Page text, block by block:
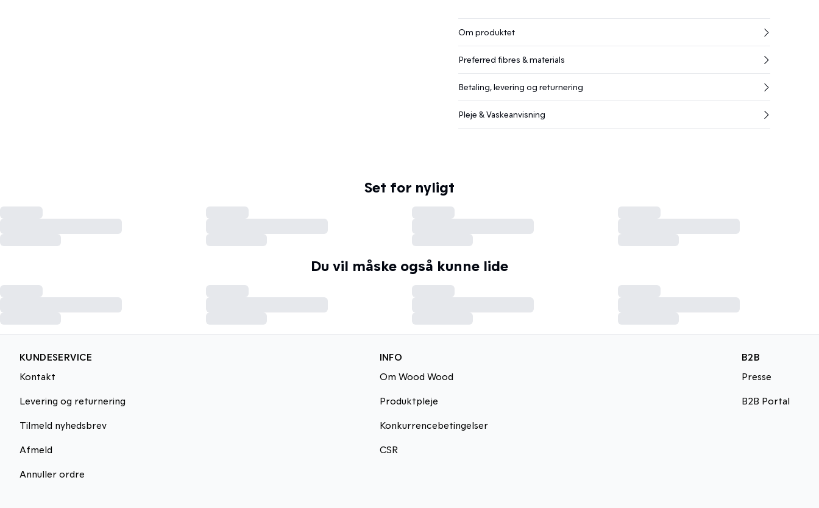
Om produktet
Preferred fibres & materials
Betaling, levering og returnering
Pleje & Vaskeanvisning
Set for nyligt
Du vil måske også kunne lide
KUNDESERVICE
Kontakt
Levering og returnering
Tilmeld nyhedsbrev
Afmeld
Annuller ordre
INFO
Om Wood Wood
Produktpleje
Konkurrencebetingelser
CSR
B2B
Presse
B2B Portal